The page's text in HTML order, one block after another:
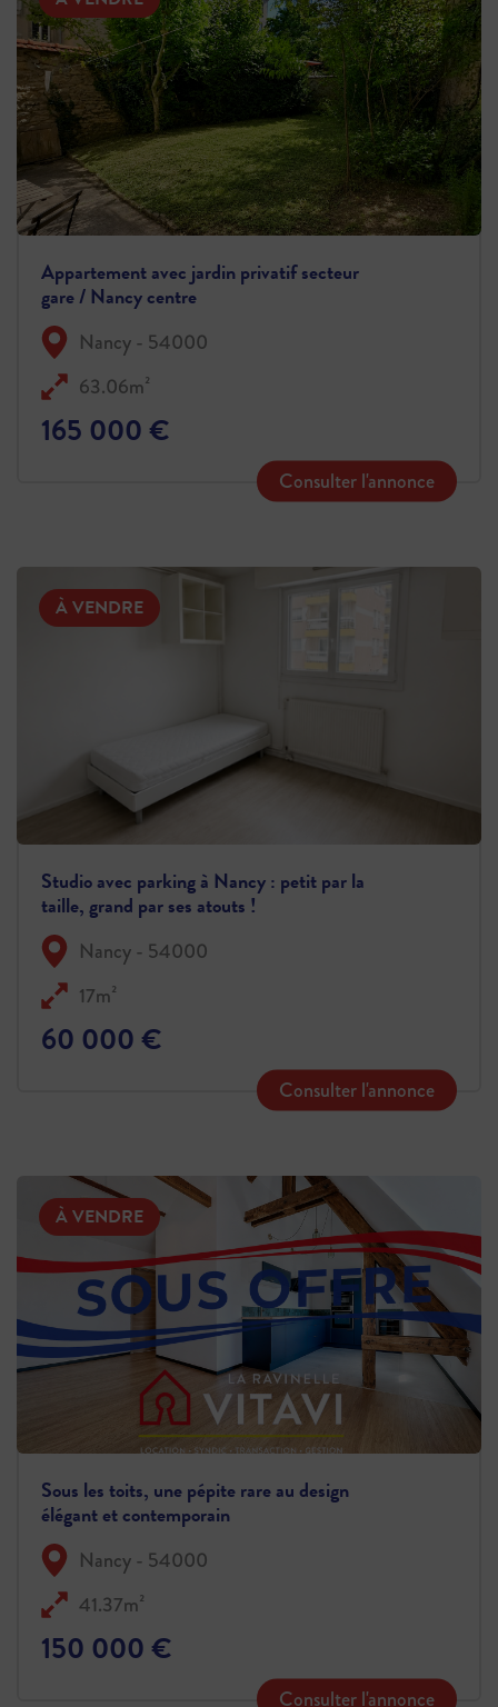
Appartement avec jardin privatif secteur
gare / Nancy centre
Nancy - 54000
63.06m²
165 000 €
Consulter l'annonce
À VENDRE
Studio avec parking à Nancy : petit par la
taille, grand par ses atouts !
Nancy - 54000
17m²
60 000 €
Consulter l'annonce
À VENDRE
Sous les toits, une pépite rare au design
élégant et contemporain
Nancy - 54000
41.37m²
150 000 €
Consulter l'annonce